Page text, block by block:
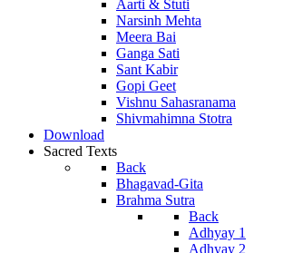
Aarti & Stuti
Narsinh Mehta
Meera Bai
Ganga Sati
Sant Kabir
Gopi Geet
Vishnu Sahasranama
Shivmahimna Stotra
Download
Sacred Texts
Back
Bhagavad-Gita
Brahma Sutra
Back
Adhyay 1
Adhyay 2